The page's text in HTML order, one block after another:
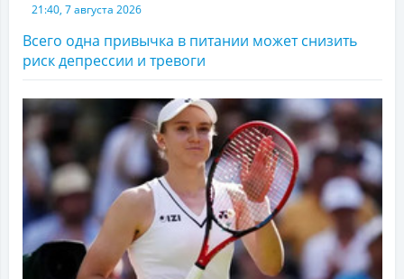
21:40, 7 августа 2026
Всего одна привычка в питании может снизить
риск депрессии и тревоги